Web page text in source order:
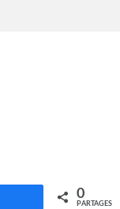
0
PARTAGES